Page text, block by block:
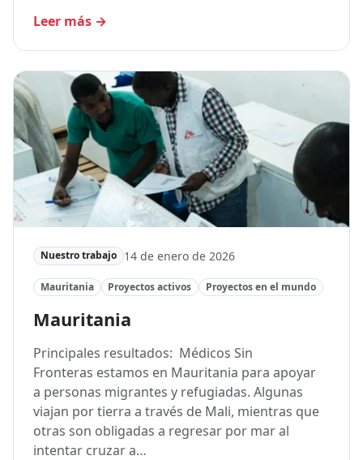
Leer más →
Nuestro trabajo 14 de enero de 2026
Mauritania Proyectos activos Proyectos en el mundo
Mauritania
Principales resultados: Médicos Sin
Fronteras estamos en Mauritania para apoyar
a personas migrantes y refugiadas. Algunas
viajan por tierra a través de Mali, mientras que
otras son obligadas a regresar por mar al
intentar cruzar a…